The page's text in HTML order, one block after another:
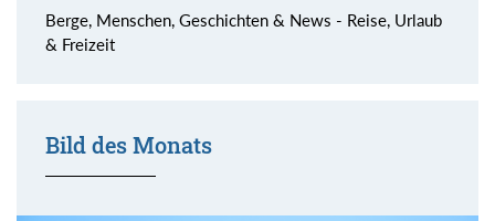
Berge, Menschen, Geschichten & News - Reise, Urlaub
& Freizeit
Bild des Monats